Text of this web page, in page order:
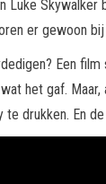
Luke Skywalker
er gewoon
Een
het gaf.
drukken. En